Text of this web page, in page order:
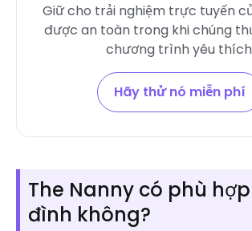
Giữ cho trải nghiệm trực tuyến
được an toàn trong khi chúng
chương trình yêu
Hãy thử nó miễn phí
The Nanny có phù
đình không?